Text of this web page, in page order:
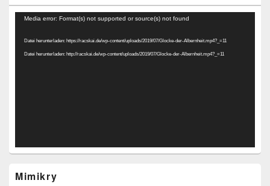
Video-
Media error: Format(s) not supported or source(s) not found
Datei herunterladen: https://racskai.de/wp-content/uploads/2019/07/Glocke-der-Albernheit.mp4?_=11
Datei herunterladen: http://racskai.de/wp-content/uploads/2019/07/Glocke-der-Albernheit.mp4?_=11
Mimikry